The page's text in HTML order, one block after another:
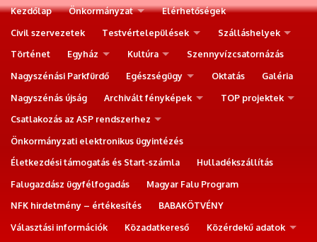
Kezdőlap Önkormányzat
Elérhetőségek
Civil szervezetek
Testvértelepülések
Szálláshelyek
Történet
Egyház Kultúra
Szennyvízcsatornázás
Nagyszénási Parkfürdő
Egészségügy Oktatás
Galéria
Nagyszénás újság
Archivált fényképek
TOP projektek
Csatlakozás az ASP rendszerhez
Önkormányzati elektronikus ügyintézés
Életkezdési támogatás és Start-számla
Hulladékszállítás
Falugazdász ügyfélfogadás
Magyar Falu Program
NFK hirdetmény – értékesítés
BABAKÖTVÉNY
Választási információk
Közadatkereső
Közérdekű adatok